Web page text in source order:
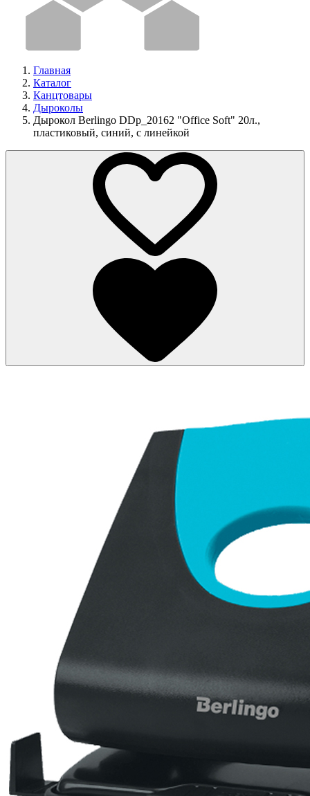
Главная
Каталог
Канцтовары
Дыроколы
Дырокол Berlingo DDp_20162 "Office Soft" 20л.,
пластиковый, синий, с линейкой